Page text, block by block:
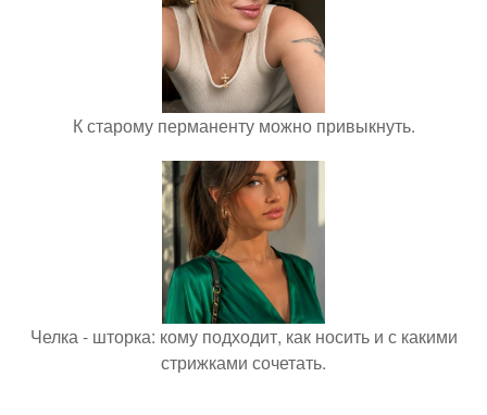
К старому перманенту можно привыкнуть.
Челка - шторка: кому подходит, как носить и с какими
стрижками сочетать.